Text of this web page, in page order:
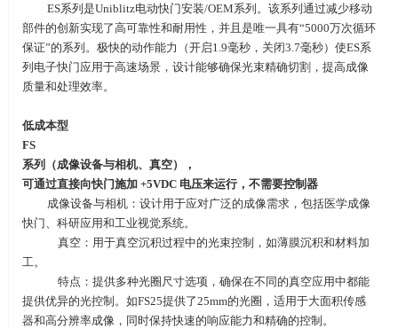
ES系列是Uniblitz电动快门安装/OEM系列。该系列通过减少移动
部件的创新实现了高可靠性和耐用性，并且是唯一具有“5000万次循环
保证”的系列。极快的动作能力（开启1.9毫秒，关闭3.7毫秒）使ES系
列电子快门应用于高速场景，设计能够确保光束精确切割，提高成像
质量和处理效率。
低成本型
FS
系列（成像设备与相机、真空），
可通过直接向快门施加+5VDC 电压来运行，不需要控制器
成像设备与相机：设计用于应对广泛的成像需求，包括医学成像
快门、科研应用和工业视觉系统。
真空：用于真空沉积过程中的光束控制，如薄膜沉积和材料加
工。
特点：提供多种光圈尺寸选项，确保在不同的真空应用中都能
提供优异的光控制。如FS25提供了25mm的光圈，适用于大面积传感
器和高分辨率成像，同时保持快速的响应能力和精确的控制。